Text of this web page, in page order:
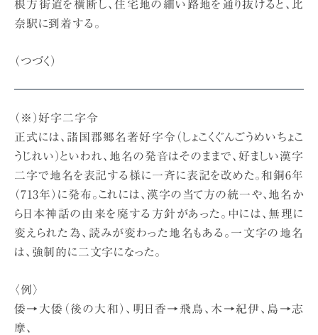
根方街道を横断し、住宅地の細い路地を通り抜けると、比
奈駅に到着する。
（つづく）
（※）好字二字令
正式には、諸国郡郷名著好字令（しょこくぐんごうめいちょこ
うじれい）といわれ、地名の発音はそのままで、好ましい漢字
二字で地名を表記する様に一斉に表記を改めた。和銅6年
（713年）に発布。これには、漢字の当て方の統一や、地名か
ら日本神話の由来を廃する方針があった。中には、無理に
変えられた為、読みが変わった地名もある。一文字の地名
は、強制的に二文字になった。
〈例〉
倭→大倭（後の大和）、明日香→飛鳥、木→紀伊、島→志
摩、